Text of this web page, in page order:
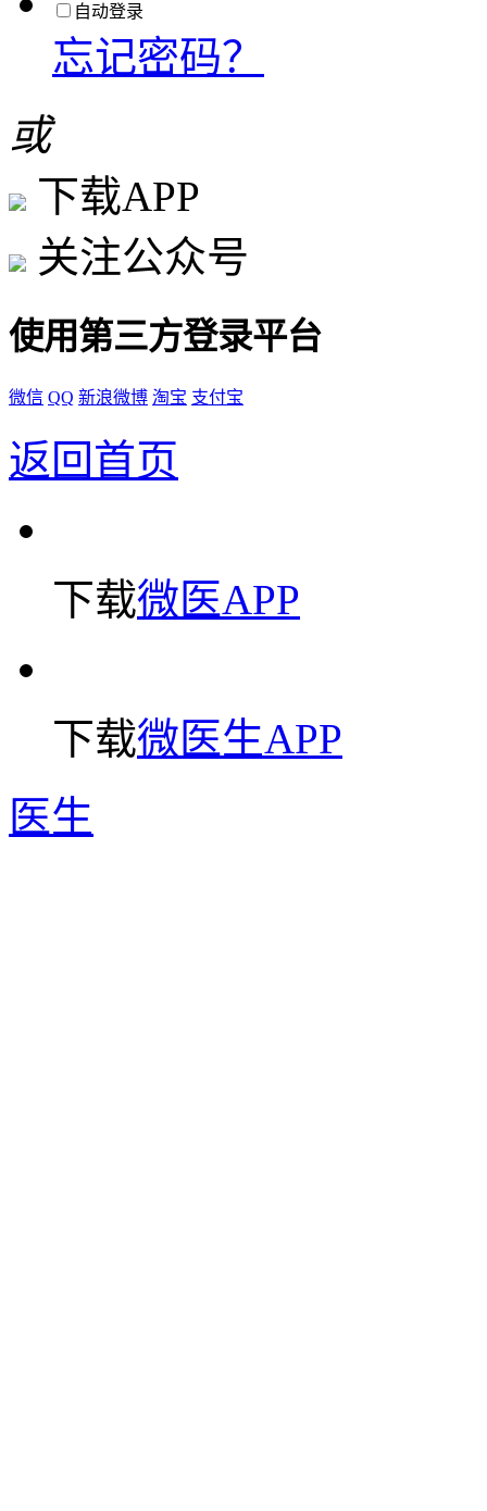
自动登录
忘记密码？
或
下载APP
关注公众号
使用第三方登录平台
微信 QQ 新浪微博 淘宝 支付宝
返回首页
下载微医APP
下载微医生APP
医生